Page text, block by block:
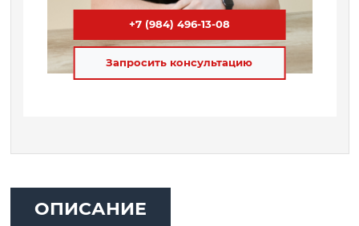
+7 (984) 496-13-08
Запросить консультацию
ОПИСАНИЕ